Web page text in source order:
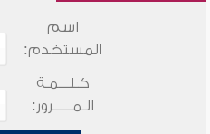
اسم
المستخدم:
كـلـــمـة
الـمـــــرور: